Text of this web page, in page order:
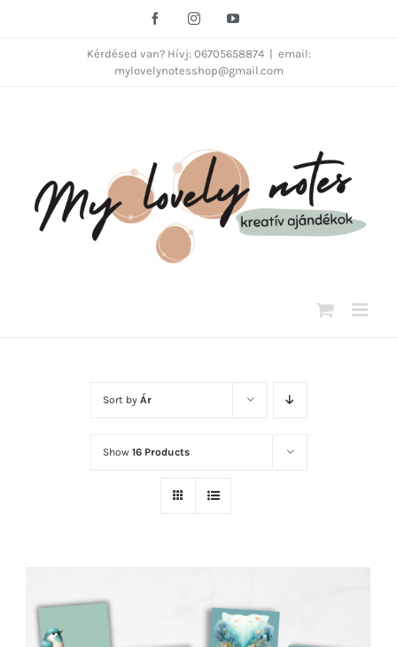
FacebookInstagramYouTube
Kérdésed van? Hívj: 06705658874
email:
mylovelynotesshop@gmail.com
Sort by Ár
Show 16 Products